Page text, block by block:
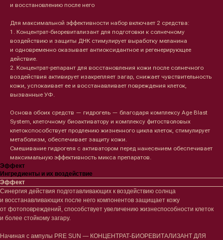
и восстановлению после него
Для максимальной эффективности набор включает 2 средства:
1. Концентрат-биоревитализант для подготовки к солнечному
воздействию и защиты ДНК стимулирует выработку меланина
и одновременно оказывает антиоксидантное и регенерирующее
действие.
2. Концентрат-репарант для восстановления кожи после солнечного
воздействия активирует изакрепляет загар, снижает чувствительность
кожи, успокаивает ее и восстанавливает повреждения клеток,
вызванные УФ.
Основа обоих средств — гидрогель — благодаря комплексу Age Blast
System, клеточному биоактиватору и комплексу фитостволовых
клетокспособствует продлению жизненного цикла клеток, стимулирует
метаболизм, обеспечивает защиту кожи.
Смешивание гидрогеля с активатором перед нанесением обеспечивает
максимальную эффективность микса препаратов.
Эффект
Ингредиенты и их воздействие
Эффект
Синергия действия подготавливающих к воздействию солнца
и восстанавливающих после него компонентов защищает кожу
от фотоповреждений, способствует увеличению жизнеспособности клеток
и более стойкому загару.
Начиная с ампулы PRE SUN — КОНЦЕНТРАТ-БИОРЕВИТАЛИЗАНТ ДЛЯ